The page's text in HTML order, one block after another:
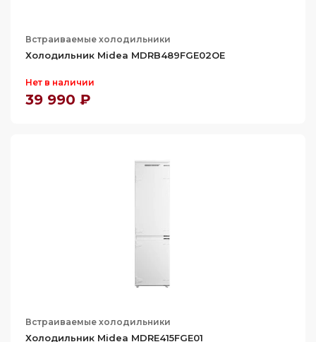
488
500
Встраиваемые холодильники
Холодильник Midea MDRB489FGE02OE
Нет в наличии
39 990 ₽
Встраиваемые холодильники
Холодильник Midea MDRE415FGE01